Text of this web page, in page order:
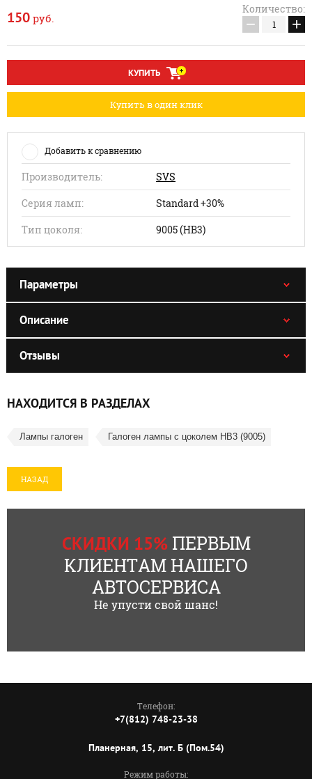
150 руб.
Количество:
− +
КУПИТЬ
Купить в один клик
Добавить к сравнению
Производитель:
SVS
Серия ламп:
Standard +30%
Тип цоколя:
9005 (HB3)
Параметры
Описание
Отзывы
НАХОДИТСЯ В РАЗДЕЛАХ
Лампы галоген Галоген лампы с цоколем HB3 (9005)
НАЗАД
СКИДКИ 15%ПЕРВЫМ
КЛИЕНТАМ НАШЕГО
АВТОСЕРВИСА
Не упусти свой шанс!
Телефон:
+7(812) 748-23-38
Планерная, 15, лит. Б (Пом.54)
Режим работы: